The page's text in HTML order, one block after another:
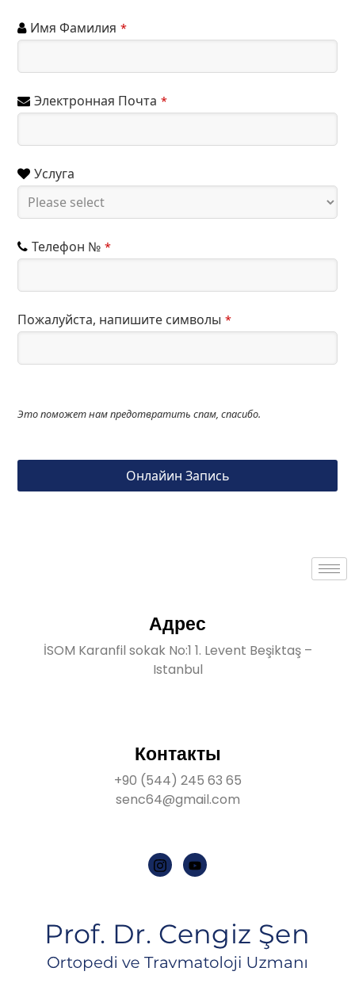
Имя Фамилия *
Электронная Почта *
Услуга
Телефон № *
Пожалуйста, напишите символы *
Это поможет нам предотвратить спам, спасибо.
Онлайин Запись
Адрес
İSOM Karanfil sokak No:1 1. Levent Beşiktaş –
Istanbul
Контакты
+90 (544) 245 63 65
senc64@gmail.com